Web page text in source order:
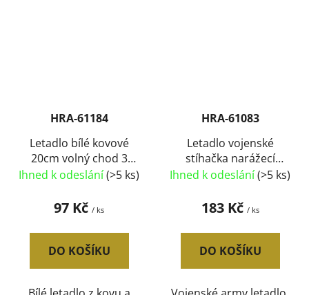
HRA-61184
Letadlo bílé kovové
20cm volný chod 3
druhy
Ihned k odeslání(>5 ks)
97 Kč / ks
DO KOŠÍKU
HRA-61083
Letadlo vojenské
stíhačka narážecí
jezdící na baterie
Ihned k odeslání(>5 ks)
183 Kč / ks
DO KOŠÍKU